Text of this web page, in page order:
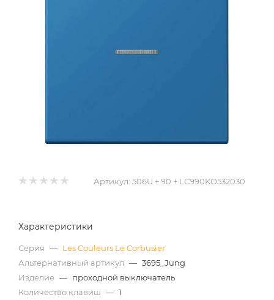
Артикул: 506U + 90 + LC990KO532030
Характеристики
Серия — Les Couleurs Le Corbusier
Альтернативный артикул — 3695_Jung
Изделие — проходной выключатель
Количество клавиш — 1